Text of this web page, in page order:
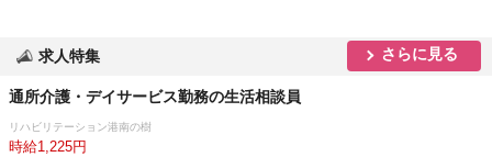
求人特集 さらに見る
通所介護・デイサービス勤務の生活相談員
リハビリテーション港南の樹
時給1,225円